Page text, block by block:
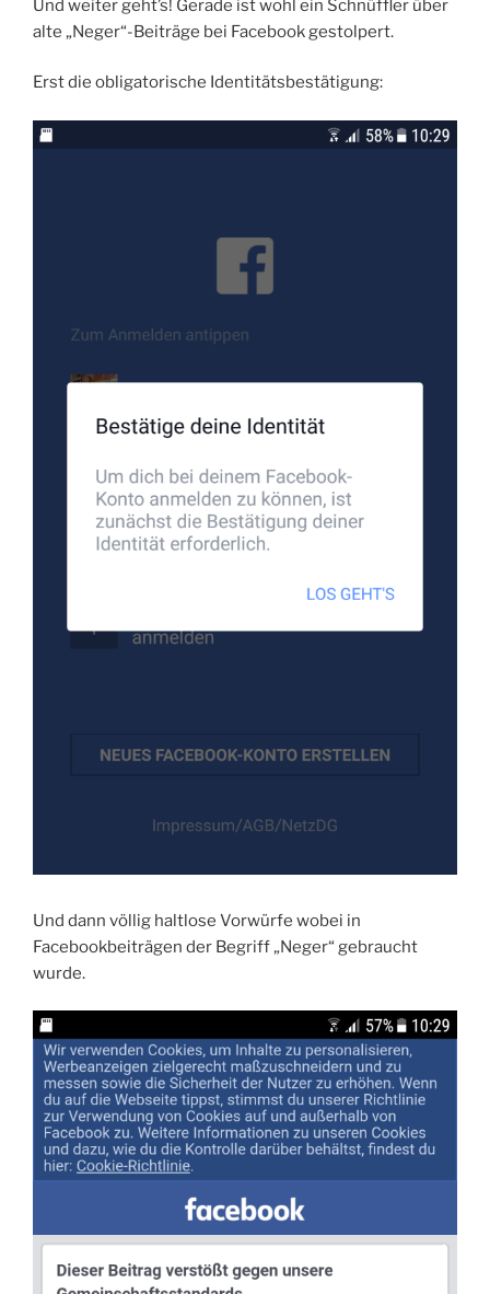
Und weiter geht’s! Gerade ist wohl ein Schnüffler über
alte „Neger“-Beiträge bei Facebook gestolpert.
Erst die obligatorische Identitätsbestätigung:
Und dann völlig haltlose Vorwürfe wobei in
Facebookbeiträgen der Begriff „Neger“ gebraucht
wurde.